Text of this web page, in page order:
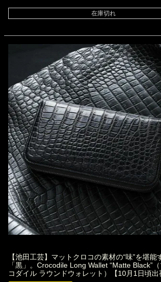
在庫切れ
【池田工芸】マットクロコの素材の“味”を堪能
「黒」。Crocodile Long Wallet “Matte Black”
コダイル ラウンドウォレット）【10月1日頃出